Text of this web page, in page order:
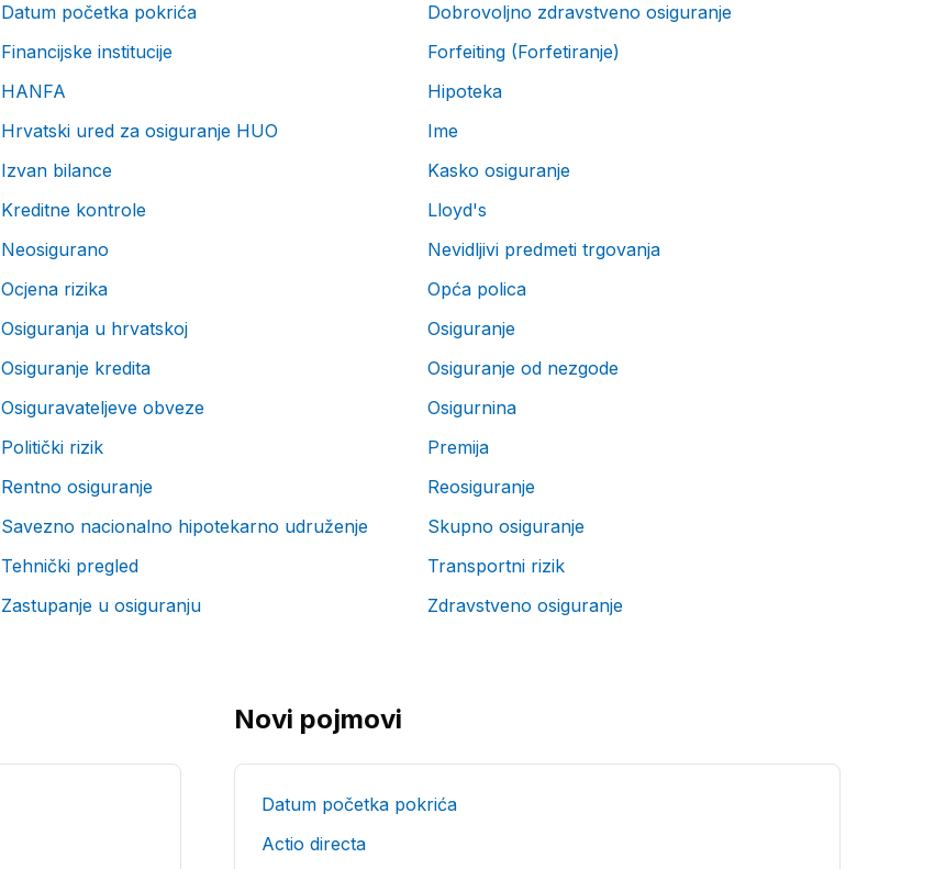
Datum početka pokrića
Dobrovoljno zdravstveno osiguranje
Financijske institucije
Forfeiting (Forfetiranje)
HANFA
Hipoteka
Hrvatski ured za osiguranje HUO
Ime
Izvan bilance
Kasko osiguranje
Kreditne kontrole
Lloyd's
Neosigurano
Nevidljivi predmeti trgovanja
Ocjena rizika
Opća polica
Osiguranja u hrvatskoj
Osiguranje
Osiguranje kredita
Osiguranje od nezgode
Osiguravateljeve obveze
Osigurnina
Politički rizik
Premija
Rentno osiguranje
Reosiguranje
Savezno nacionalno hipotekarno udruženje
Skupno osiguranje
Tehnički pregled
Transportni rizik
Zastupanje u osiguranju
Zdravstveno osiguranje
Novi pojmovi
Datum početka pokrića
Actio directa